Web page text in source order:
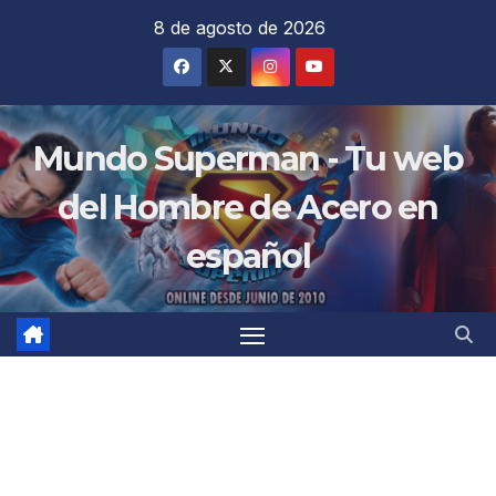
8 de agosto de 2026
Mundo Superman - Tu web
del Hombre de Acero en
español